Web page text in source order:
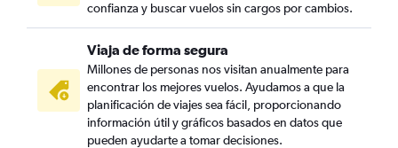
confianza y buscar vuelos sin cargos por cambios.
Viaja de forma segura
Millones de personas nos visitan anualmente para
encontrar los mejores vuelos. Ayudamos a que la
planificación de viajes sea fácil, proporcionando
información útil y gráficos basados en datos que
pueden ayudarte a tomar decisiones.